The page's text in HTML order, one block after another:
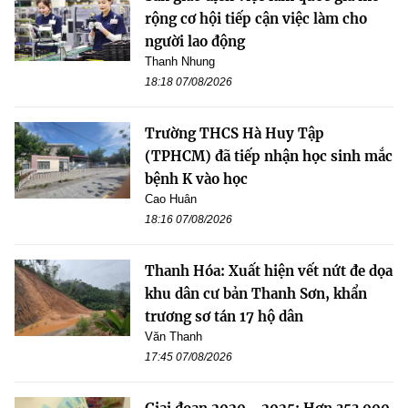
rộng cơ hội tiếp cận việc làm cho
người lao động
Thanh Nhung
18:18 07/08/2026
Trường THCS Hà Huy Tập
(TPHCM) đã tiếp nhận học sinh mắc
bệnh K vào học
Cao Huân
18:16 07/08/2026
Thanh Hóa: Xuất hiện vết nứt đe dọa
khu dân cư bản Thanh Sơn, khẩn
trương sơ tán 17 hộ dân
Văn Thanh
17:45 07/08/2026